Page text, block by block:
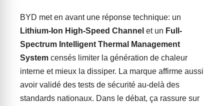
BYD met en avant une réponse technique: un
Lithium-Ion High-Speed Channel et un Full-
Spectrum Intelligent Thermal Management
System censés limiter la génération de chaleur
interne et mieux la dissiper. La marque affirme aussi
avoir validé des tests de sécurité au-delà des
standards nationaux. Dans le débat, ça rassure sur